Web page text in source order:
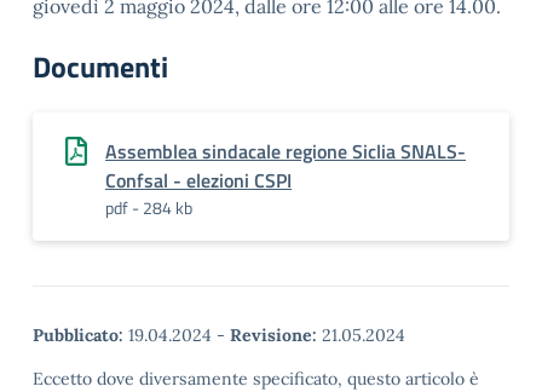
giovedì 2 maggio 2024, dalle ore 12:00 alle ore 14.00.
Documenti
Assemblea sindacale regione Siclia SNALS-
Confsal - elezioni CSPI
pdf - 284 kb
Pubblicato: 19.04.2024 - Revisione: 21.05.2024
Eccetto dove diversamente specificato, questo articolo è